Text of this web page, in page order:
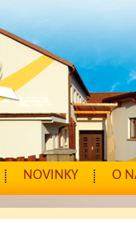
NOVINKY O